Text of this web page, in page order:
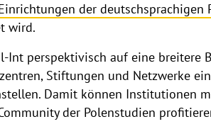
der deutschsprachigen
wird.
Int perspektivisch auf eine breitere
Stiftungen und Netzwerke
Damit können Institutionen
der Polenstudien